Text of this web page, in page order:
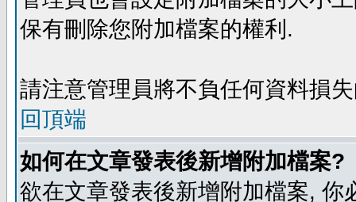
保有刪除您附加檔案的權利.
請注意管理員將不負任何資料損
回頂端
如何在文章發表後新增附加檔案?
欲在文章發表後新增附加檔案,